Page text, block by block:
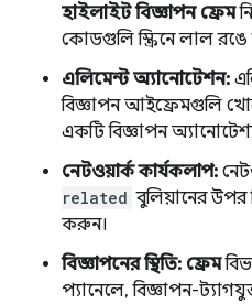
হাইলাইট বিজ্ঞাপন ফ্রেম
কোডগুলি স্ক্রিনে লাল রঙে
এলিমেন্ট অ্যানোটেশন:
বিজ্ঞাপন আইফ্রেমগুলি
একটি বিজ্ঞাপন
নেটওয়ার্ক কার্যকলাপ:
related বুলিয়ানের উপর
করুন।
বিজ্ঞাপনের স্থিতি: ফ্রেম
প্যানেলে, বিজ্ঞাপন-